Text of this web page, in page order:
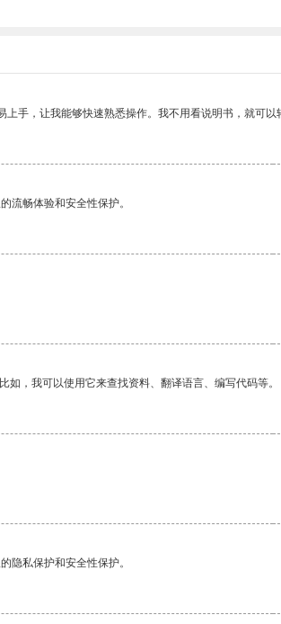
手，让我能够快速熟悉操作。我不用看说明书，就可以
流畅体验和安全性保护。
，我可以使用它来查找资料、翻译语言、编写代码等。
隐私保护和安全性保护。